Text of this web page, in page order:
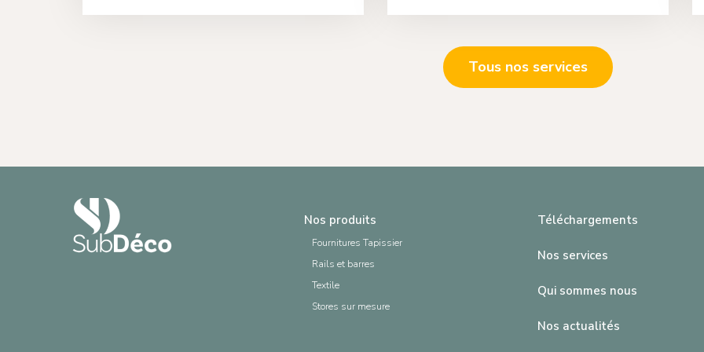
Tous nos services
Nos produits
Fournitures Tapissier
Rails et barres
Textile
Stores sur mesure
Téléchargements
Nos services
Qui sommes nous
Nos actualités